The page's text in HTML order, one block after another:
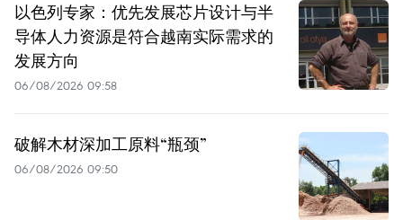
以色列专家：优先发展芯片设计与半
导体人力资源是符合越南实际需求的
发展方向
06/08/2026 09:58
破解木材深加工原料“瓶颈”
06/08/2026 09:50